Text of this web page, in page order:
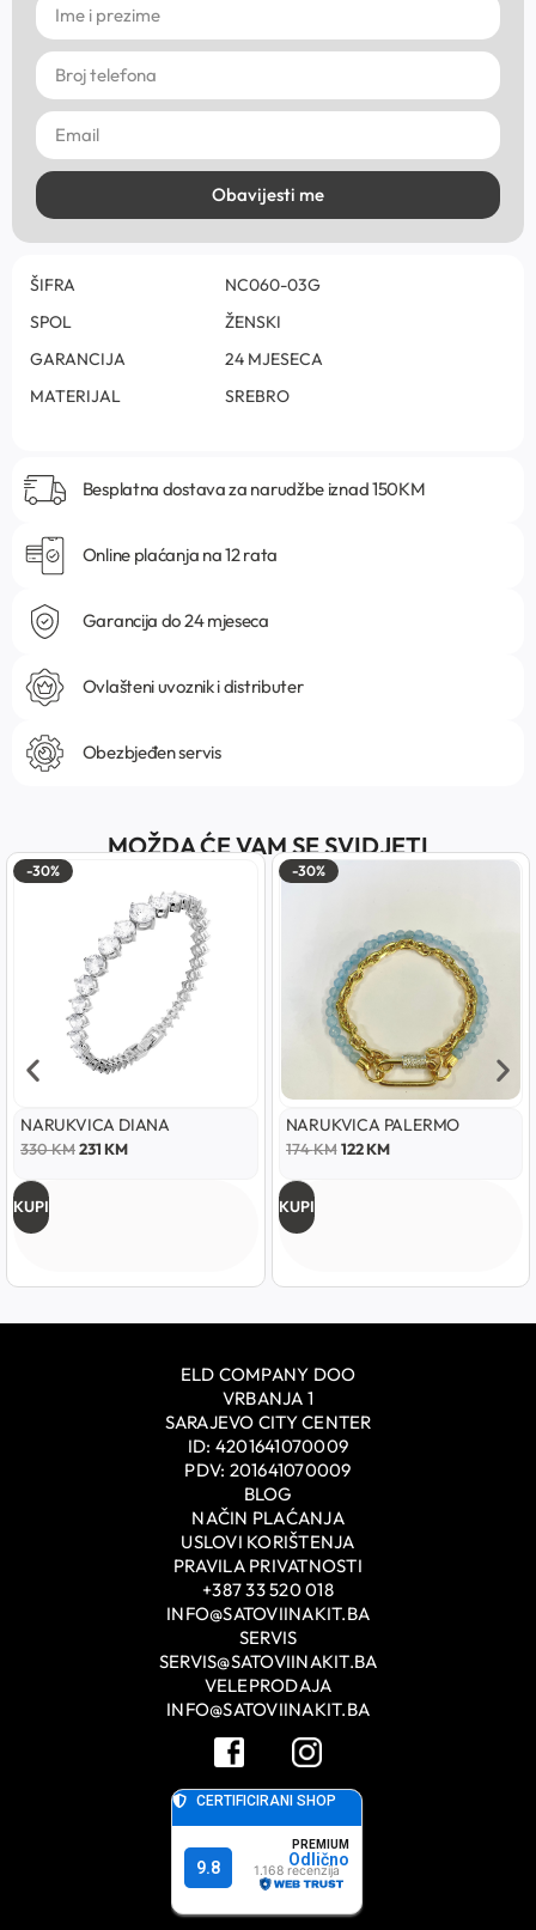
Obavijesti me
ŠIFRA
NC060-03G
SPOL
ŽENSKI
GARANCIJA
24 MJESECA
MATERIJAL
SREBRO
Besplatna dostava za narudžbe iznad 150KM
Online plaćanja na 12 rata
Garancija do 24 mjeseca
Ovlašteni uvoznik i distributer
Obezbjeđen servis
MOŽDA ĆE VAM SE SVIDJETI
-30%
NARUKVICA DIANA
330KM231KM
KUPI
-30%
NARUKVICA PALERMO
174KM 122KM
KUPI
ELD COMPANY DOO
VRBANJA 1
SARAJEVO CITY CENTER
ID: 4201641070009
PDV: 201641070009
BLOG
NAČIN PLAĆANJA
USLOVI KORIŠTENJA
PRAVILA PRIVATNOSTI
+387 33 520 018
INFO@SATOVIINAKIT.BA
SERVIS
SERVIS@SATOVIINAKIT.BA
VELEPRODAJA
INFO@SATOVIINAKIT.BA